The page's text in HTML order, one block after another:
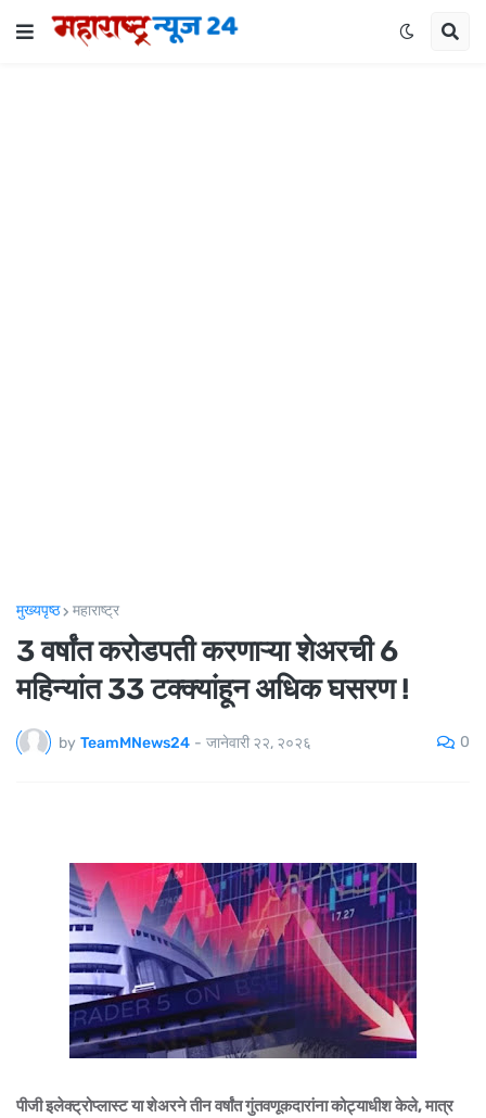
मुख्यपृष्ठ महाराष्ट्र
3 वर्षांत करोडपती करणाऱ्या शेअरची 6
महिन्यांत 33 टक्क्यांहून अधिक घसरण !
by TeamMNews24 - जानेवारी २२, २०२६ 0
पीजी इलेक्ट्रोप्लास्ट या शेअरने तीन वर्षांत गुंतवणूकदारांना कोट्याधीश केले, मात्र